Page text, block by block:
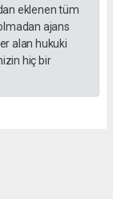
eklenen tüm
ajans
alan hukuki
hiç bir